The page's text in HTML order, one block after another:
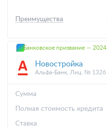
Преимущества
Банковское призвание — 2024
Новостройка
Альфа-Банк, Лиц. № 1326
Cумма
Полная стоимость кредита
Ставка